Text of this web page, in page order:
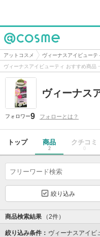
@cosme
アットコスメ ヴィーナスアイビューテ
ヴィーナスアイビューティ おすすめ商品
ヴィーナス
フォロワー9 フォローとは？
トップ 商品
2
クチコミ
0
絞り込み
商品検索結果 （2件）
絞り込み条件： ヴィーナスアイビ